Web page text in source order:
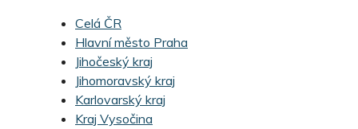
Celá ČR
Hlavní město Praha
Jihočeský kraj
Jihomoravský kraj
Karlovarský kraj
Kraj Vysočina